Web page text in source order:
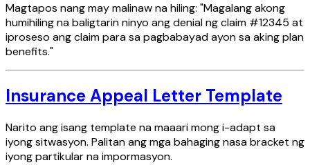
Magtapos nang may malinaw na hiling: "Magalang akong
humihiling na baligtarin ninyo ang denial ng claim #12345 at
iproseso ang claim para sa pagbabayad ayon sa aking plan
benefits."
Insurance Appeal Letter Template
Narito ang isang template na maaari mong i-adapt sa
iyong sitwasyon. Palitan ang mga bahaging nasa bracket ng
iyong partikular na impormasyon.